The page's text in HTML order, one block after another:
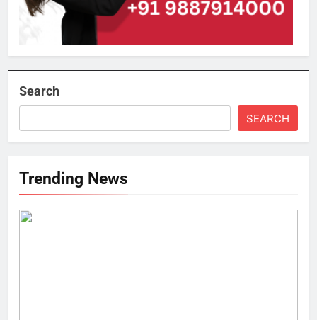
Search
SEARCH
Trending News